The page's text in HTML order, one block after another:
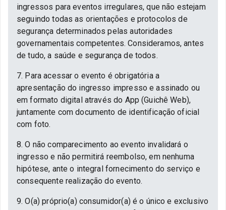
ingressos para eventos irregulares, que não estejam
seguindo todas as orientações e protocolos de
segurança determinados pelas autoridades
governamentais competentes. Consideramos, antes
de tudo, a saúde e segurança de todos.
7. Para acessar o evento é obrigatória a
apresentação do ingresso impresso e assinado ou
em formato digital através do App (Guichê Web),
juntamente com documento de identificação oficial
com foto.
8. O não comparecimento ao evento invalidará o
ingresso e não permitirá reembolso, em nenhuma
hipótese, ante o integral fornecimento do serviço e
consequente realização do evento.
9. O(a) próprio(a) consumidor(a) é o único e exclusivo